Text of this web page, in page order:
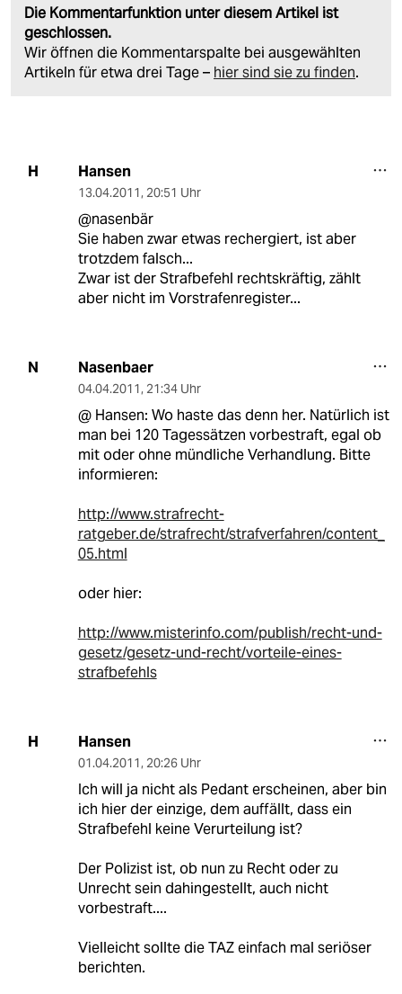
Die Kommentarfunktion unter diesem Artikel ist
geschlossen.
Wir öffnen die Kommentarspalte bei ausgewählten
Artikeln für etwa drei Tage – hier sind sie zu finden.
H Hansen
13.04.2011, 20:51 Uhr
@nasenbär
Sie haben zwar etwas rechergiert, ist aber
trotzdem falsch...
Zwar ist der Strafbefehl rechtskräftig, zählt
aber nicht im Vorstrafenregister...
N Nasenbaer
04.04.2011, 21:34 Uhr
@ Hansen: Wo haste das denn her. Natürlich ist
man bei 120 Tagessätzen vorbestraft, egal ob
mit oder ohne mündliche Verhandlung. Bitte
informieren:
http://www.strafrecht-
ratgeber.de/strafrecht/strafverfahren/content_
05.html
oder hier:
http://www.misterinfo.com/publish/recht-und-
gesetz/gesetz-und-recht/vorteile-eines-
strafbefehls
H Hansen
01.04.2011, 20:26 Uhr
Ich will ja nicht als Pedant erscheinen, aber bin
ich hier der einzige, dem auffällt, dass ein
Strafbefehl keine Verurteilung ist?
Der Polizist ist, ob nun zu Recht oder zu
Unrecht sein dahingestellt, auch nicht
vorbestraft....
Vielleicht sollte die TAZ einfach mal seriöser
berichten.